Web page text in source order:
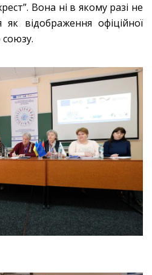
Вона ні в якому разі не
як відображення офіційної
союзу.